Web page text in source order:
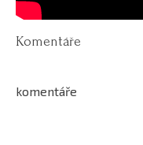
Komentáře
komentáře